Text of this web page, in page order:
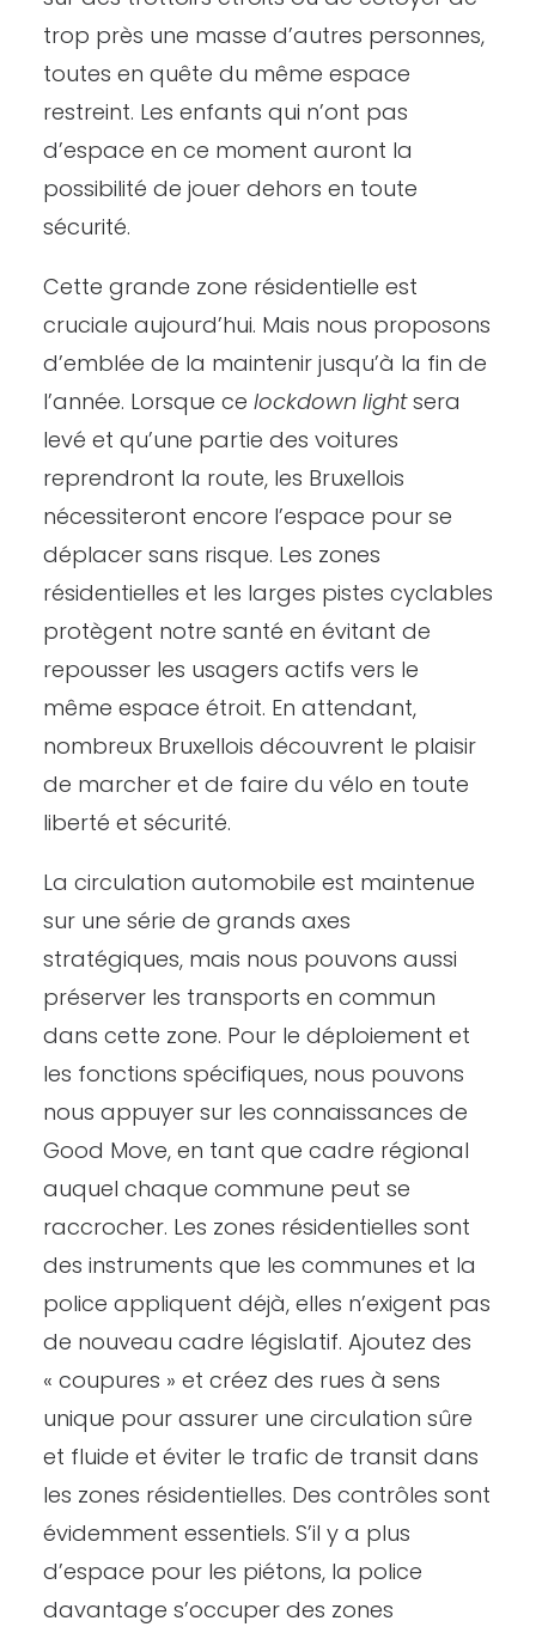
trop près une masse d’autres personnes,
toutes en quête du même espace
restreint. Les enfants qui n’ont pas
d’espace en ce moment auront la
possibilité de jouer dehors en toute
sécurité.
Cette grande zone résidentielle est
cruciale aujourd’hui. Mais nous proposons
d’emblée de la maintenir jusqu’à la fin de
l’année. Lorsque ce lockdown lightsera
levé et qu’une partie des voitures
reprendront la route, les Bruxellois
nécessiteront encore l’espace pour se
déplacer sans risque. Les zones
résidentielles et les larges pistes cyclables
protègent notre santé en évitant de
repousser les usagers actifs vers le
même espace étroit. En attendant,
nombreux Bruxellois découvrent le plaisir
de marcher et de faire du vélo en toute
liberté et sécurité.
La circulation automobile est maintenue
sur une série de grands axes
stratégiques, mais nous pouvons aussi
préserver les transports en commun
dans cette zone. Pour le déploiement et
les fonctions spécifiques, nous pouvons
nous appuyer sur les connaissances de
Good Move, en tant que cadre régional
auquel chaque commune peut se
raccrocher. Les zones résidentielles sont
des instruments que les communes et la
police appliquent déjà, elles n’exigent pas
de nouveau cadre législatif. Ajoutez des
« coupures » et créez des rues à sens
unique pour assurer une circulation sûre
et fluide et éviter le trafic de transit dans
les zones résidentielles. Des contrôles sont
évidemment essentiels. S’il y a plus
d’espace pour les piétons, la police
davantage s’occuper des zones